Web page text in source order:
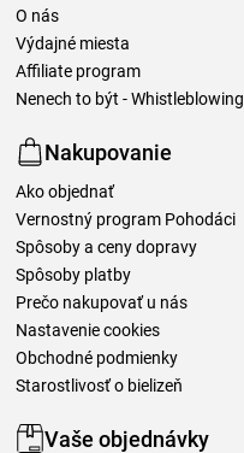
O nás
Výdajné miesta
Affiliate program
Nenech to být - Whistleblowing
Nakupovanie
Ako objednať
Vernostný program Pohodáci
Spôsoby a ceny dopravy
Spôsoby platby
Prečo nakupovať u nás
Nastavenie cookies
Obchodné podmienky
Starostlivosť o bielizeň
Vaše objednávky